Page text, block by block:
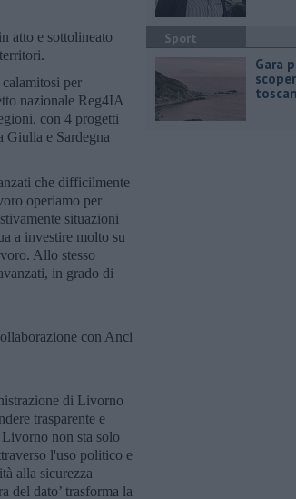
atto e sottolineato
per
nazionale Reg4IA
con 4 progetti
Giulia e Sardegna
che difficilmente
operiamo per
situazioni
a investire molto su
Allo stesso
in grado di
con Anci
di Livorno
trasparente e
non sta solo
l'uso politico e
alla sicurezza
del dato’ trasforma la
Sport
Gara